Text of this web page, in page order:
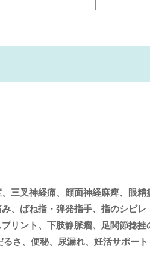
三叉神経痛、顔面神経麻痺、眼
、ばね指・弾発指手、指のシビ
リント、下肢静脈瘤、足関節捻
さ、便秘、尿漏れ、妊活サポー